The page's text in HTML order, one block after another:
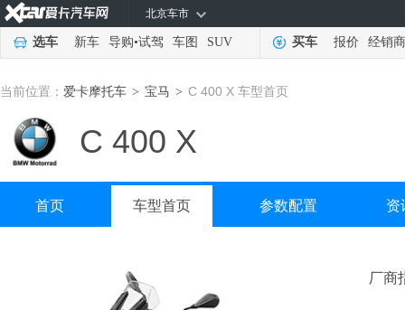
北京车市
选车 新车 导购•试驾 车图 SUV 买车 报价 经销商
当前位置： 爱卡摩托车 > 宝马 > C 400 X 车型首页
C 400 X
首页 车型首页 参数配置 资
厂商